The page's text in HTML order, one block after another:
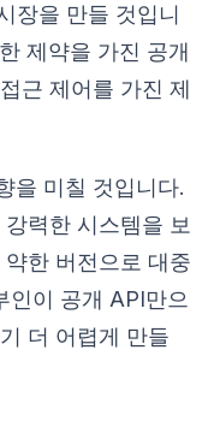
장을 만들 것입니
제약을 가진 공개
근 제어를 가진 제
을 미칠 것입니다.
력한 시스템을 보
한 버전으로 대중
인이 공개 API만으
더 어렵게 만들